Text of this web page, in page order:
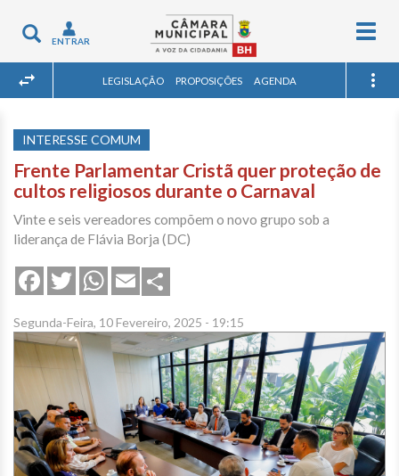
Toggle
navigation
ENTRAR
LEGISLAÇÃO PROPOSIÇÕES AGENDA
INTERESSE COMUM
Frente Parlamentar Cristã quer proteção de
cultos religiosos durante o Carnaval
Vinte e seis vereadores compõem o novo grupo sob a
liderança de Flávia Borja (DC)
FacebookTwitterWhatsApp
Email
Segunda-Feira, 10 Fevereiro, 2025 - 19:15